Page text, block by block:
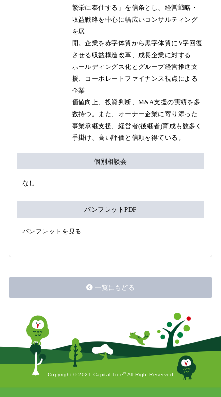
繁栄に奉仕する」を信条とし、経営戦略・
収益戦略を中心に幅広いコンサルティング
を展
開。企業を赤字体質から黒字体質にV字回復
させる収益構造改革、成長企業に対する
ホールディングス化とグループ経営推進支
援、コーポレートファイナンス視点による
企業
価値向上、投資判断、M&A支援の実績を多
数持つ。また、オーナー企業に寄り添った
事業承継支援、経営者(後継者)育成も数多く
手掛け、高い評価と信頼を得ている。
個別相談会
なし
パンフレットPDF
パンフレットを見る
一覧にもどる
Copyright © 2021 Capital Tree® All Right Reserved